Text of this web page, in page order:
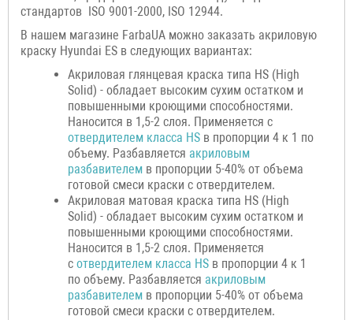
стандартов ISO 9001-2000, ISO 12944.
В нашем магазине FarbaUA можно заказать акриловую
краску Hyundai ES в следующих вариантах:
Акриловая глянцевая краска типа HS (High
Solid) - обладает высоким сухим остатком и
повышенными кроющими способностями.
Наносится в 1,5-2 слоя. Применяется с
отвердителем класса HS в пропорции 4 к 1 по
объему. Разбавляется акриловым
разбавителем в пропорции 5-40% от объема
готовой смеси краски с отвердителем.
Акриловая матовая краска типа HS (High
Solid) - обладает высоким сухим остатком и
повышенными кроющими способностями.
Наносится в 1,5-2 слоя. Применяется
с отвердителем класса HS в пропорции 4 к 1
по объему. Разбавляется акриловым
разбавителем в пропорции 5-40% от объема
готовой смеси краски с отвердителем.